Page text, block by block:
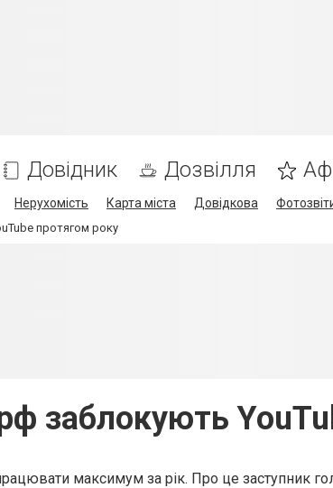
Довідник Дозвілля
Нерухомість Карта міста Довідкова
протягом року
заблокують
максимум за рік. Про це заступник